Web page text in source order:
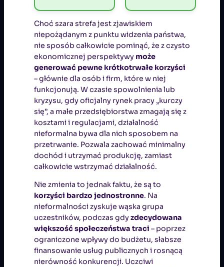
Choć szara strefa jest zjawiskiem
niepożądanym z punktu widzenia państwa,
nie sposób całkowicie pominąć, że z czysto
ekonomicznej perspektywy może
generować pewne krótkotrwałe korzyści
– głównie dla osób i firm, które w niej
funkcjonują. W czasie spowolnienia lub
kryzysu, gdy oficjalny rynek pracy „kurczy
się”, a małe przedsiębiorstwa zmagają się z
kosztami i regulacjami, działalność
nieformalna bywa dla nich sposobem na
przetrwanie. Pozwala zachować minimalny
dochód i utrzymać produkcję, zamiast
całkowicie wstrzymać działalność.
Nie zmienia to jednak faktu, że są to
korzyści bardzo jednostronne. Na
nieformalności zyskuje wąska grupa
uczestników, podczas gdyzdecydowana
większość społeczeństwa traci – poprzez
ograniczone wpływy do budżetu, słabsze
finansowanie usług publicznych i rosnącą
nierówność konkurencji. Uczciwi